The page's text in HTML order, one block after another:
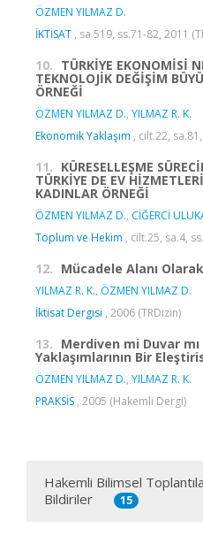
ÖZMEN YILMAZ D.
İKTİSAT , sa.519, ss.71-82, 2011
10. TÜRKİYE EKONOMİSİ
TEKNOLOJİK DEĞİŞİM
ÖRNEĞİ
ÖZMEN YILMAZ D., YILMAZ R. K.
Ekonomik Yaklaşım , cilt.22,
11. KÜRESELLEŞME
TÜRKİYE DE EV
KADINLAR ÖRNEĞİ
ÖZMEN YILMAZ D., CİĞERCİ
Toplum ve Hekim , cilt.25, sa.4,
12. Mücadele Alanı
YILMAZ R. K., ÖZMEN YILMAZ D.
İktisat Dergisi , 2006 (TRDizin)
13. Merdiven mi Duvar
Yaklaşımlarının Bir
ÖZMEN YILMAZ D., YILMAZ R. K.
PRAKSİS , 2005 (Hakemli Dergi)
Hakemli Bilimsel
Bildiriler
15